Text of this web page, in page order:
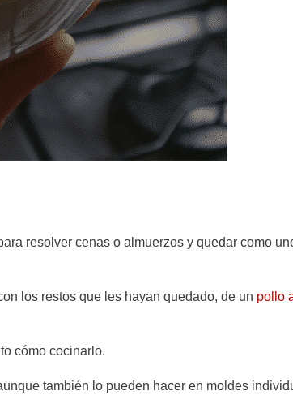
resolver cenas o almuerzos y quedar como
los restos que les hayan quedado, de un pollo
cómo cocinarlo.
también lo pueden hacer en moldes